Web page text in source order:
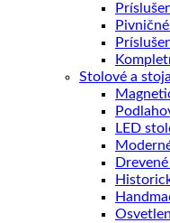
Stolové a
LED